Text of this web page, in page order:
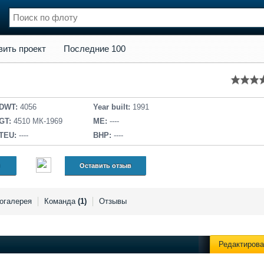
Флот
Отзывы
Все службы
проект Последние 100
DWT: 4056
4510 МК-1969
----
Year built: 1991
ME: ----
BHP: ----
Оставить отзыв
Команда (1) Отзывы